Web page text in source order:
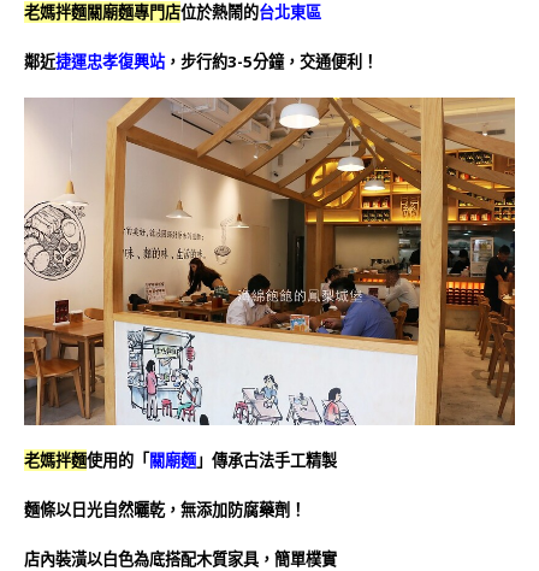
老媽拌麵關廟麵專門店位於熱鬧的台北東區
鄰近捷運忠孝復興站，步行約3-5分鐘，交通便利！
老媽拌麵使用的「 關廟麵」傳承古法手工精製
麵條以日光自然曬乾，無添加防腐藥劑！
店內裝潢以白色為底搭配木質家具，簡單樸實